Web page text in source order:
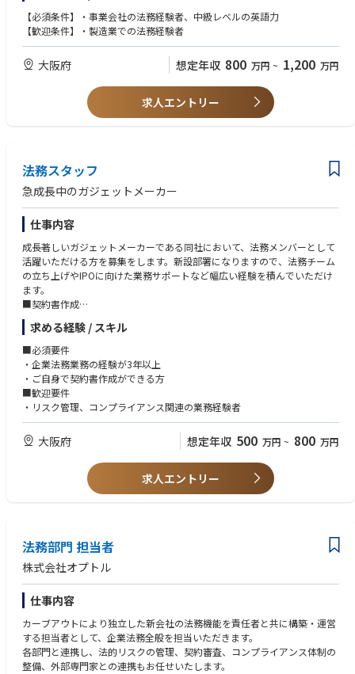
【必須条件】・事業会社の法務経験者、中級レベルの英語力
【歓迎条件】・製造業での法務経験者
大阪府 想定年収 800 万円 ~ 1,200 万円
求人エントリー
法務スタッフ
急成長中のガジェットメーカー
仕事内容
成長著しいガジェットメーカーである同社において、法務メンバーとして
活躍いただける方を募集をします。新設部署になりますので、法務チーム
の立ち上げやIPOに向けた業務サポートなど幅広い経験を積んでいただけ
ます。
■契約書作成
■リーガルチェック
■契約条件についてのコンプライアンス確認
■顧問弁護士への法律相談 など
求める経験 / スキル
■必須要件
・企業法務業務の経験が3年以上
・ご自身で契約書作成ができる方
■歓迎要件
・リスク管理、コンプライアンス関連の業務経験者
大阪府 想定年収 500 万円 ~ 800 万円
求人エントリー
法務部門 担当者
株式会社オプトル
仕事内容
カーブアウトにより独立した新会社の法務機能を責任者と共に構築・運営
する担当者として、企業法務全般を担当いただきます。
各部門と連携し、法的リスクの管理、契約審査、コンプライアンス体制の
整備、外部専門家との連携もお任せいたします。